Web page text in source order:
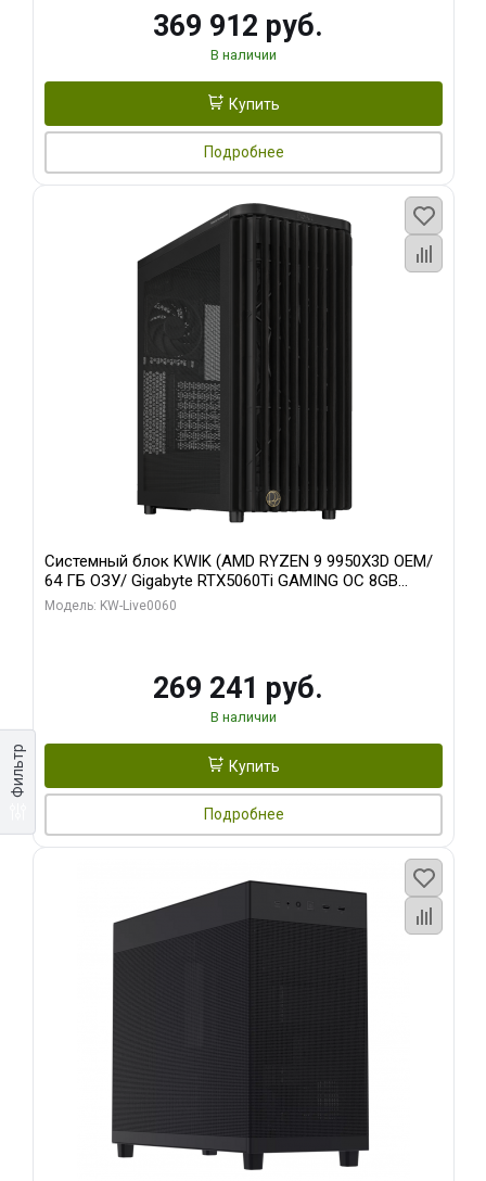
Фильтр
369 912 руб.
В наличии
Купить
Подробнее
Системный блок KWIK (AMD RYZEN 9 9950X3D OEM/
64 ГБ ОЗУ/ Gigabyte RTX5060Ti GAMING OC 8GB
GDDR7 128bit 3xDP H/ 1 ТБ SSD)
Модель: KW-Live0060
269 241 руб.
В наличии
Купить
Подробнее